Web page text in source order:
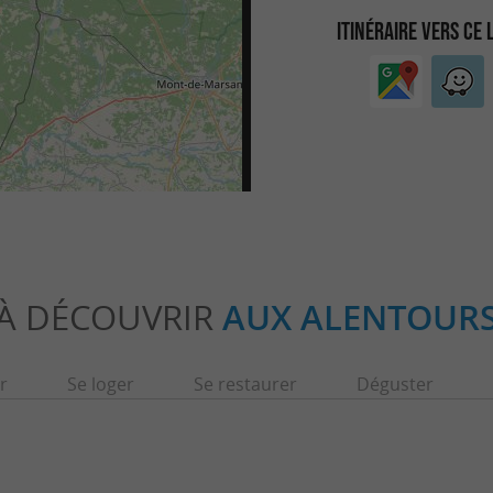
ITINÉRAIRE VERS CE
DÉCOUVRIR AUX
Se loger Se restaurer Déguster